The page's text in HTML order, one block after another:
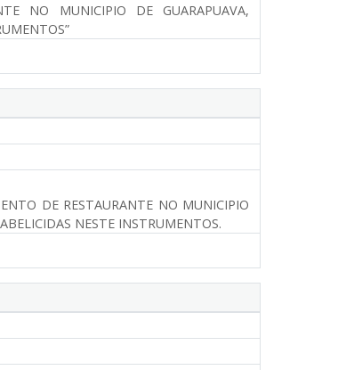
NO MUNICIPIO DE GUARAPUAVA,
DE RESTAURANTE NO MUNICIPIO
NESTE INSTRUMENTOS.